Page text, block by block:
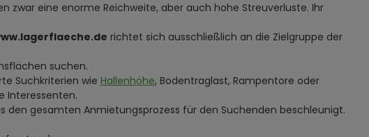
eine enorme Reichweite, aber auch hohe Streuverluste. Ihr
richtet sich ausschließlich an die Zielgruppe der
suchen.
Suchkriterien wie Hallenhöhe, Bodentraglast, Rampentore oder
Interessenten.
gesamten Anmietungsprozess für den Suchenden beschleunigt.